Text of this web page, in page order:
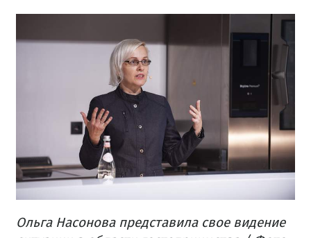
Ольга Насонова представила свое видение